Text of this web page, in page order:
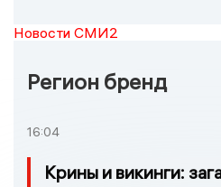
Новости СМИ2
Регион бренд
16:04
Крины и викинги: